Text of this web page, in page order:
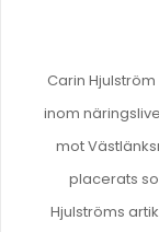
Carin
inom
mot
placerats
Hjulströms